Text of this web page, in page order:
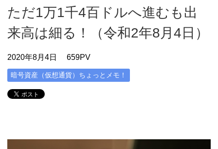
ただ1万1千4百ドルへ進むも出
来高は細る！（令和2年8月4日）
2020年8月4日 659PV
暗号資産（仮想通貨）ちょっとメモ！